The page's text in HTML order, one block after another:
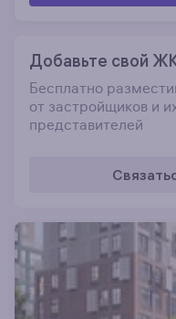
Добавьте свой
Бесплатно
от застройщиков и
представителей